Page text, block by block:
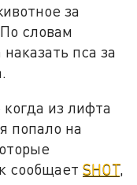
за
словам
пса за
из лифта
попало на
сообщаетSHOT,